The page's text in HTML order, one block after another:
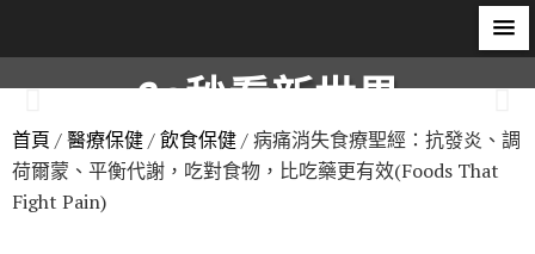
60秒看新世界
柿子文化
首頁 /醫療保健/飲食保健/ 病痛消失食療聖經：抗發炎、調
荷爾蒙、平衡代謝，吃對食物，比吃藥更有效(Foods That
Fight Pain)